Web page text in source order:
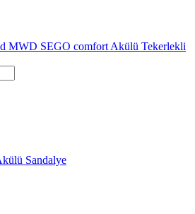
MWD SEGO comfort Akülü Tekerlekli
Sandalye